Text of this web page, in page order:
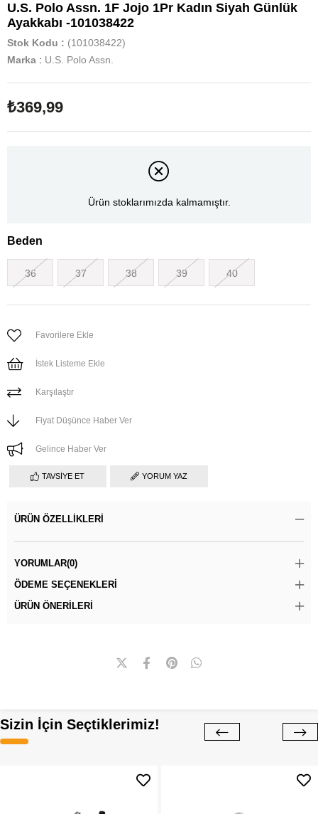
U.S. Polo Assn. 1F Jojo 1Pr Kadın Siyah Günlük
Ayakkabı -101038422
Stok Kodu
(101038422)
Marka : U.S. Polo Assn.
₺369,99
Ürün stoklarımızda kalmamıştır.
Beden
36 37 38 39 40
Favorilere Ekle
İstek Listeme Ekle
Karşılaştır
Fiyat Düşünce Haber Ver
Gelince Haber Ver
TAVSIYE ET YORUM YAZ
ÜRÜN ÖZELLIKLERI
YORUMLAR(0)
ÖDEME SEÇENEKLERI
ÜRÜN ÖNERILERI
Sizin İçin Seçtiklerimiz!